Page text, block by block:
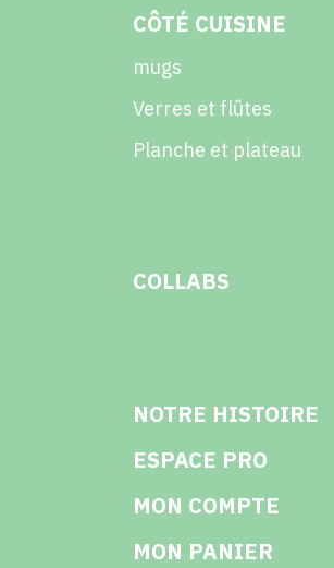
CÔTÉ CUISINE
mugs
Verres et flûtes
Planche et plateau
COLLABS
NOTRE HISTOIRE
ESPACE PRO
MON COMPTE
MON PANIER